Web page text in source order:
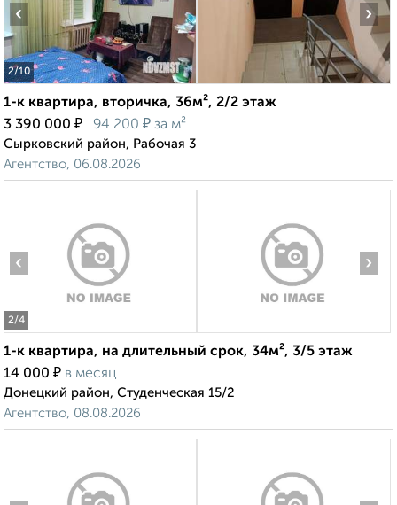
2/10
‹ ›
1-к квартира, вторичка, 36м², 2/2 этаж
3 390 000 ₽ 94 200 ₽ за м²
Сырковский район, Рабочая 3
Агентство, 06.08.2026
2/4
‹ ›
1-к квартира, на длительный срок, 34м², 3/5 этаж
14 000 ₽ в месяц
Донецкий район, Студенческая 15/2
Агентство, 08.08.2026